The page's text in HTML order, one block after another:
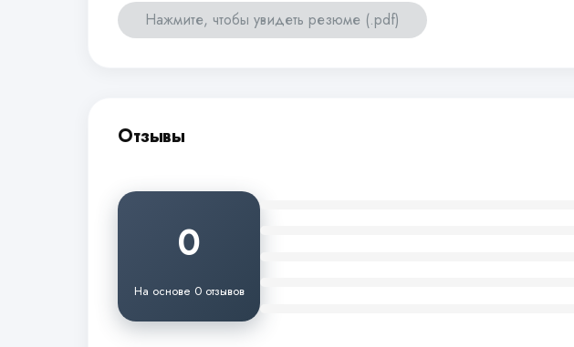
Нажмите, чтобы увидеть резюме (.pdf)
Отзывы
0
На основе 0 отзывов